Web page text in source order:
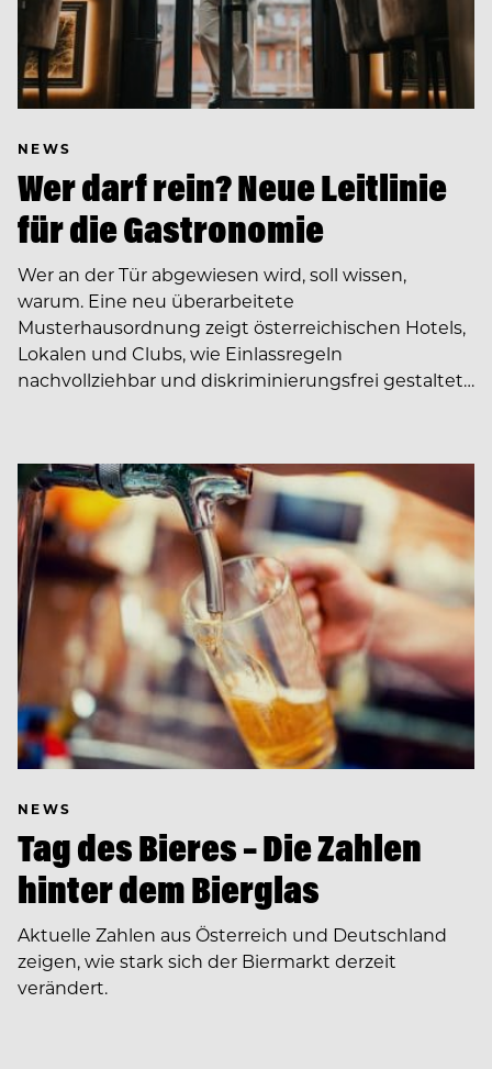
NEWS
Wer darf rein? Neue Leitlinie
für die Gastronomie
Wer an der Tür abgewiesen wird, soll wissen,
warum. Eine neu überarbeitete
Musterhausordnung zeigt österreichischen Hotels,
Lokalen und Clubs, wie Einlassregeln
nachvollziehbar und diskriminierungsfrei gestaltet…
NEWS
Tag des Bieres – Die Zahlen
hinter dem Bierglas
Aktuelle Zahlen aus Österreich und Deutschland
zeigen, wie stark sich der Biermarkt derzeit
verändert.